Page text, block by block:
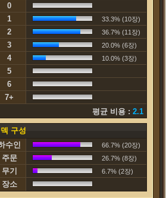
0
1
33.3% (10장)
2 36.7% (11장)
3 20.0% (6장)
4 10.0% (3장)
5
6
7+
평균 비용 : 2.1
덱 구성
수인
66.7% (20장)
주문 26.7% (8장)
무기 6.7% (2장)
장소